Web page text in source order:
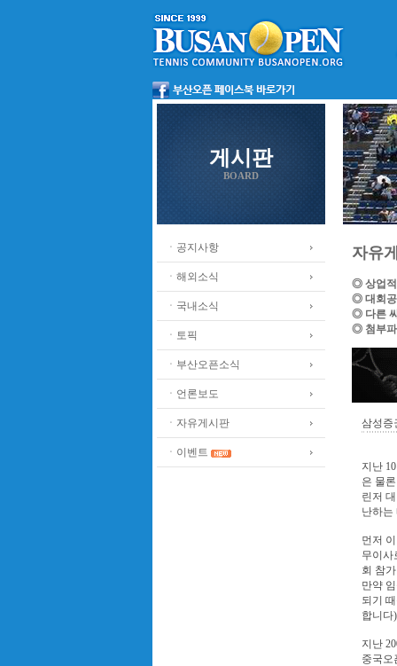
게시판
BOARD
ㆍ공지사항
ㆍ해외소식
ㆍ국내소식
ㆍ토픽
ㆍ부산오픈소식
ㆍ언론보도
ㆍ자유게시판
ㆍ이벤트
자유
◎ 상업적
◎ 대회공
◎ 다른
◎ 첨부파
삼성증
지난
은 물
린저
난하는
먼저
무이사
회 참
만약
되기
합니다
지난
중국오